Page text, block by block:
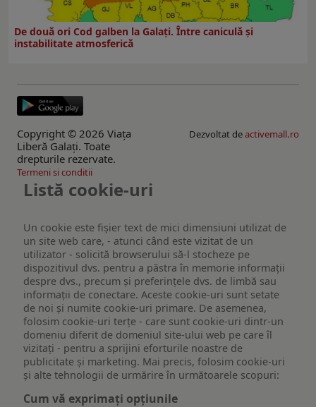
De două ori Cod galben la Galaţi. Între caniculă şi
instabilitate atmosferică
Copyright © 2026 Viaţa
Liberă Galaţi. Toate
drepturile rezervate.
Dezvoltat deactivemall.ro
Termeni si conditii
Listă cookie-uri
Un cookie este fişier text de mici dimensiuni utilizat de
un site web care, - atunci când este vizitat de un
utilizator - solicită browserului să-l stocheze pe
dispozitivul dvs. pentru a păstra în memorie informații
despre dvs., precum și preferințele dvs. de limbă sau
informații de conectare. Aceste cookie-uri sunt setate
de noi și numite cookie-uri primare. De asemenea,
folosim cookie-uri terțe - care sunt cookie-uri dintr-un
domeniu diferit de domeniul site-ului web pe care îl
vizitați - pentru a sprijini eforturile noastre de
publicitate și marketing. Mai precis, folosim cookie-uri
și alte tehnologii de urmărire în următoarele scopuri:
Cum vă exprimați opțiunile